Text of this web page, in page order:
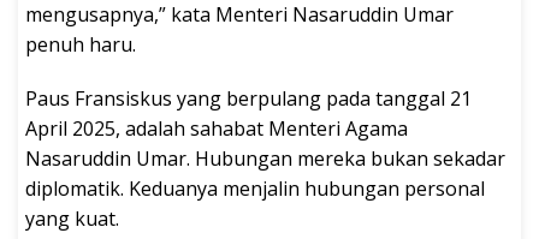
mengusapnya,” kata Menteri Nasaruddin Umar
penuh haru.
Paus Fransiskus yang berpulang pada tanggal 21
April 2025, adalah sahabat Menteri Agama
Nasaruddin Umar. Hubungan mereka bukan sekadar
diplomatik. Keduanya menjalin hubungan personal
yang kuat.